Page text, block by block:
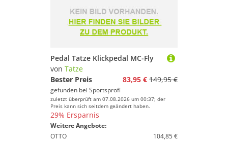
Pedal Tatze Klickpedal MC-Fly
von Tatze
Bester Preis
83,95 € 149,95 €
gefunden bei Sportsprofi
zuletzt überprüft am 07.08.2026 um 00:37; der
Preis kann sich seitdem geändert haben.
29% Ersparnis
Weitere Angebote:
OTTO
104,85 €